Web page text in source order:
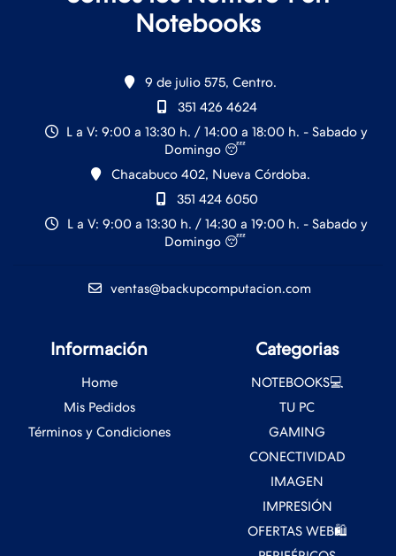
Notebooks
9 de julio 575, Centro.
351 426 4624
L a V: 9:00 a 13:30 h. / 14:00 a 18:00 h. - Sabado y
Domingo 😴
Chacabuco 402, Nueva Córdoba.
351 424 6050
L a V: 9:00 a 13:30 h. / 14:30 a 19:00 h. - Sabado y
Domingo 😴
ventas@backupcomputacion.com
Información
Home
Mis Pedidos
Términos y Condiciones
Categorias
NOTEBOOKS💻
TU PC
GAMING
CONECTIVIDAD
IMAGEN
IMPRESIÓN
OFERTAS WEB🛍️